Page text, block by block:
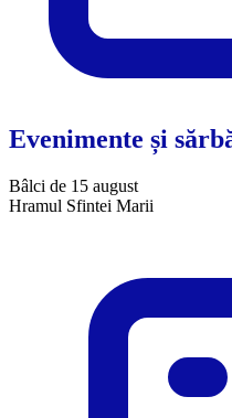
Evenimente și
Bâlci de 15 august
Hramul Sfintei Marii